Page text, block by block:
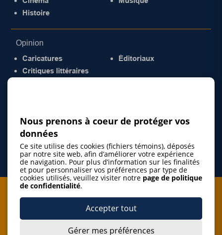
Histoire
Opinion
Caricatures
Critiques littéraires
Éditoriaux
Je m'abonne à l'infolettre
Nous prenons à coeur de protéger vos
données
Ce site utilise des cookies (fichiers témoins), déposés
par notre site web, afin d’améliorer votre expérience
de navigation. Pour plus d’information sur les finalités
et pour personnaliser vos préférences par type de
cookies utilisés, veuillez visiter notre page de politique
de confidentialité.
Accepter tout
Gérer mes préférences